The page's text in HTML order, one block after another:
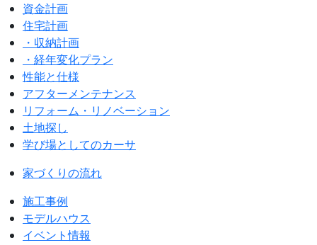
資金計画
住宅計画
・収納計画
・経年変化プラン
性能と仕様
アフターメンテナンス
リフォーム・リノベーション
土地探し
学び場としてのカーサ
家づくりの流れ
施工事例
モデルハウス
イベント情報